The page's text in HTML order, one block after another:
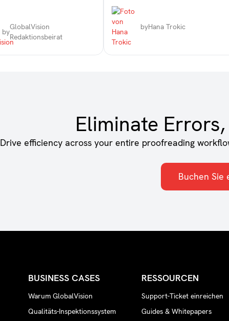
by
GlobalVision
Redaktionsbeirat
byHana Trokic
Eliminate
Drive efficiency across your entire proofreading
Buchen Sie
BUSINESS CASES
Warum GlobalVision
Qualitäts-Inspektionssystem
RESSOURCEN
Support-Ticket einreichen
Guides & Whitepapers